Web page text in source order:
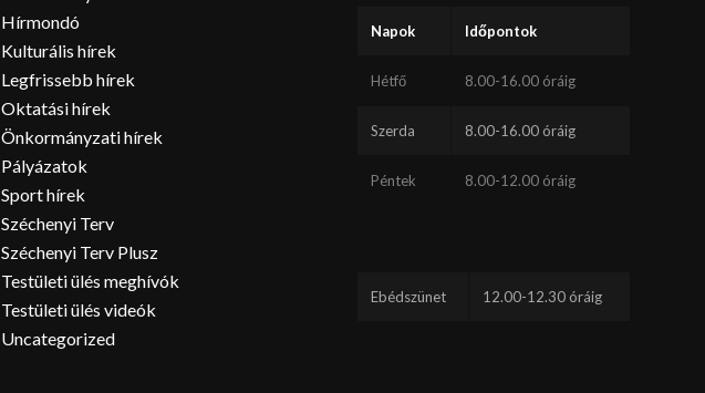
Hírmondó
Kulturális hírek
Legfrissebb hírek
Oktatási hírek
Önkormányzati hírek
Pályázatok
Sport hírek
Széchenyi Terv
Széchenyi Terv Plusz
Testületi ülés meghívók
Testületi ülés videók
Uncategorized
Napok Időpontok
Hétfő 8.00-16.00 óráig
Szerda 8.00-16.00 óráig
Péntek 8.00-12.00 óráig
Ebédszünet 12.00-12.30 óráig